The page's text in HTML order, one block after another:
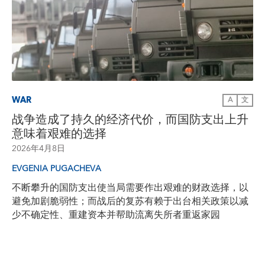
WAR A 文
战争造成了持久的经济代价，而国防支出上升
意味着艰难的选择
2026年4月8日
EVGENIA PUGACHEVA
不断攀升的国防支出使当局需要作出艰难的财政选择，以
避免加剧脆弱性；而战后的复苏有赖于出台相关政策以减
少不确定性、重建资本并帮助流离失所者重返家园